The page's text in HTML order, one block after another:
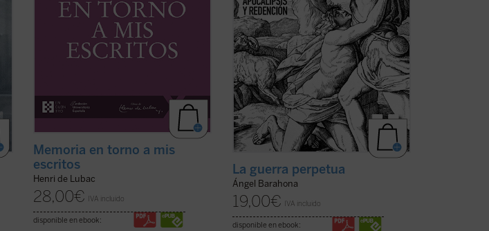
Memoria en torno a mis
escritos
Henri de Lubac
28,00€ IVA incluido
disponible en ebook:
La guerra perpetua
Ángel Barahona
19,00€ IVA incluido
disponible en ebook: